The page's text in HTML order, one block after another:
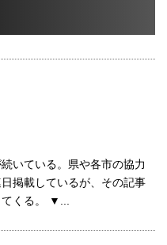
いている。県や各市の協力
掲載しているが、その記事
くる。 ▼...